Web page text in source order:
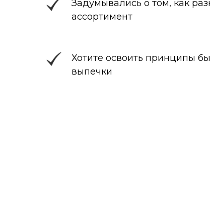
Задумывались о том, как
ассортимент
Хотите освоить принципы
выпечки